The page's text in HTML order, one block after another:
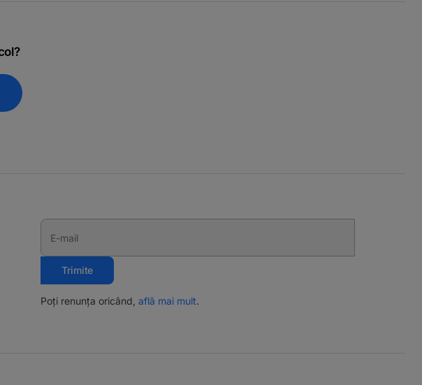
E-mail
Trimite
Poți renunța oricând, află mai mult.